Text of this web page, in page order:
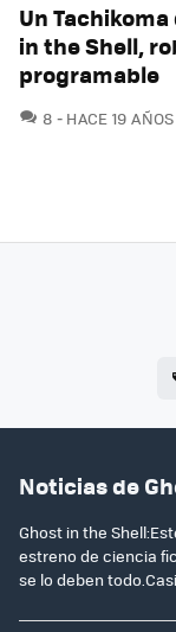
Un
in the Shell,
programable
8 COMENTARIOS
HACE 19 AÑOS
Noticias de
Ghost in the
estreno de ciencia
se lo deben